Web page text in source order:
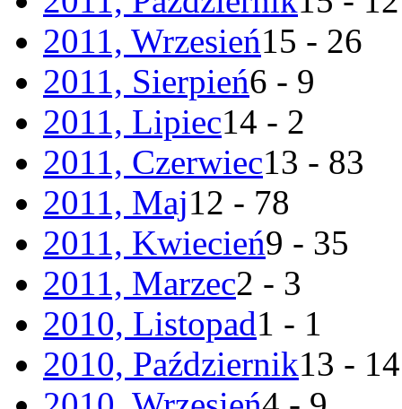
2011, Wrzesień15 - 26
2011, Sierpień6 - 9
2011, Lipiec14 - 2
2011, Czerwiec13 - 83
2011, Maj12 - 78
2011, Kwiecień9 - 35
2011, Marzec2 - 3
2010, Listopad1 - 1
2010, Październik13 - 14